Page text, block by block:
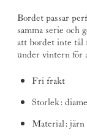
Bordet passar
samma serie och
att bordet inte tål
under vintern för
Fri frakt
Storlek:
Material: järn